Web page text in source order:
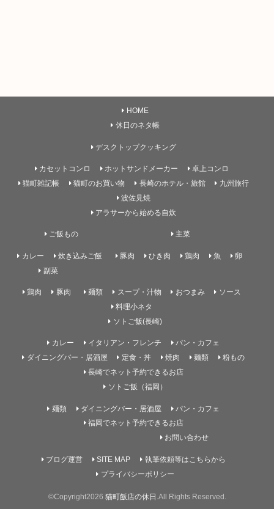
HOME
休日のネタ帳
デスクトップクッキング
カセットコンロ ホットサンドメーカー
卓上コンロ
猫町雑記帳
猫町のお買い物 長崎のホテル・旅館
九州旅行
波佐見焼
アラサーから始める自炊
ご飯もの
カレー 炊き込みご飯
主菜
豚肉 ひき肉 鶏肉 魚
卵
副菜
鶏肉 豚肉 麺類 スープ・汁物 おつまみ
ソース
料理小ネタ
ソトご飯(長崎)
カレー イタリアン・フレンチ
パン・カフェ
ダイニングバー・居酒屋
定食・丼 焼肉 麺類
粉もの
長崎でネット予約できるお店
ソトご飯（福岡）
麺類 ダイニングバー・居酒屋
パン・カフェ
福岡でネット予約できるお店
ブログ運営 SITE MAP
お問い合わせ
執筆依頼等はこちらから
プライバシーポリシー
©Copyright2026 猫町飯店の休日 .All Rights Reserved.